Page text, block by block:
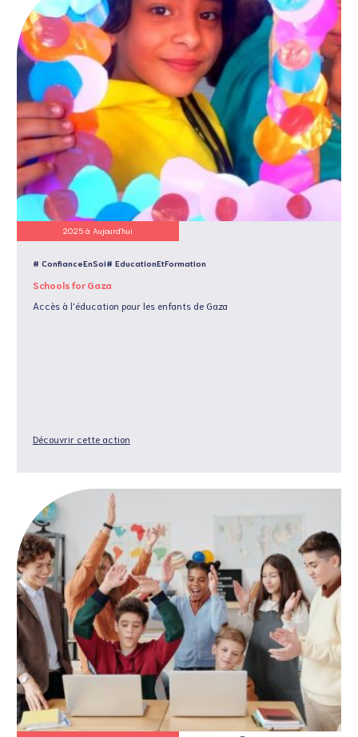
Découvrir cette action
2025 à Aujourd'hui
# ConfianceEnSoi# EducationEtFormation
Schools for Gaza
Accès à l'éducation pour les enfants de Gaza